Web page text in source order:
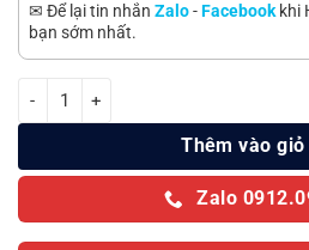
✉ Để lại tin nhắn Zalo-Facebook khi
bạn sớm nhất.
Tủ mát Alaska Inverter 1 cánh 450 lít
Thêm vào giỏ
Zalo